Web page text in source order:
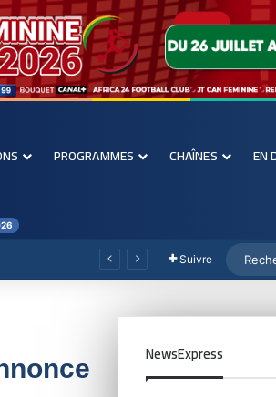
PROGRAMMES CHAÎNES EN
Suivre
NewsExpress